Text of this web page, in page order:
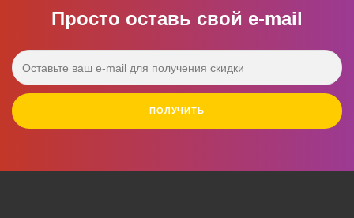
Просто оставь свой e‑mail
ПОЛУЧИТЬ